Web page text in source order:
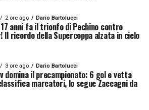
tempo nella categoria
(la serie A) e spero di
inserimento di figure
staff tecnici e
ultimo vorrei rivolgere un
Mattera una
che negli ultimi
2 ore ago Dario Bartolucci
17 anni fa il trionfo di Pechino contro
Il ricordo della Supercoppa alzata in cielo
3 ore ago Dario Bartolucci
domina il precampionato: 6 gol e vetta
marcatori, lo segue Zaccagni da